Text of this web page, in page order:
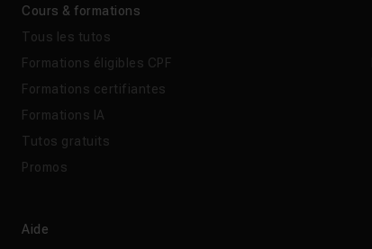
Cours & formations
Tous les tutos
Formations éligibles CPF
Formations certifiantes
Formations IA
Tutos gratuits
Promos
Aide